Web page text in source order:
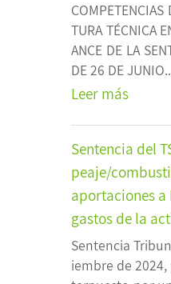
COMPETENCIAS
TURA TÉCNICA
ANCE DE LA
DE 26 DE
Leer más
Sentencia del
peaje/
aportaciones
gastos de la
Sentencia
iembre de